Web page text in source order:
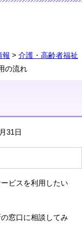
報 > 介護・高齢者福祉
の流れ
31日
ビスを利用したい
窓口に相談してみ